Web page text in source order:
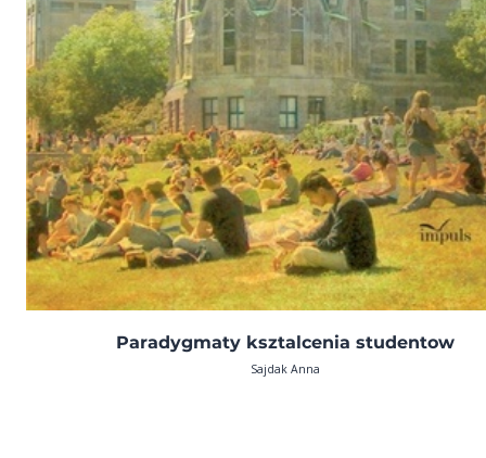
Paradygmaty ksztalcenia studentow
Sajdak Anna